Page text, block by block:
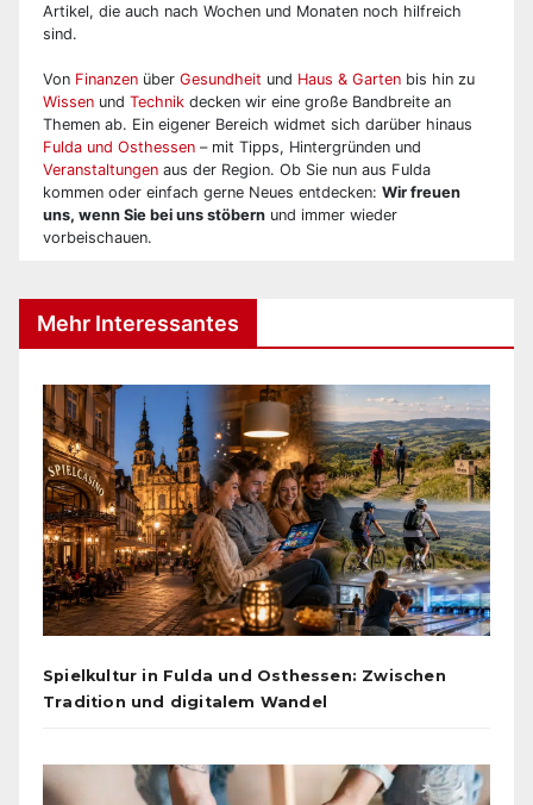
Artikel, die auch nach Wochen und Monaten noch hilfreich
sind.
Von Finanzen über Gesundheit und Haus & Garten bis hin zu
Wissen und Technik decken wir eine große Bandbreite an
Themen ab. Ein eigener Bereich widmet sich darüber hinaus
Fulda und Osthessen – mit Tipps, Hintergründen und
Veranstaltungen aus der Region. Ob Sie nun aus Fulda
kommen oder einfach gerne Neues entdecken: Wir freuen
uns, wenn Sie bei uns stöbern und immer wieder
vorbeischauen.
Mehr Interessantes
Spielkultur in Fulda und Osthessen: Zwischen
Tradition und digitalem Wandel